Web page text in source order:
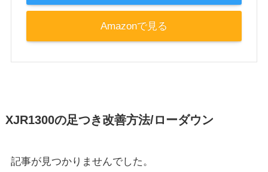
Amazonで見る
XJR1300の足つき改善方法/ローダウン
記事が見つかりませんでした。